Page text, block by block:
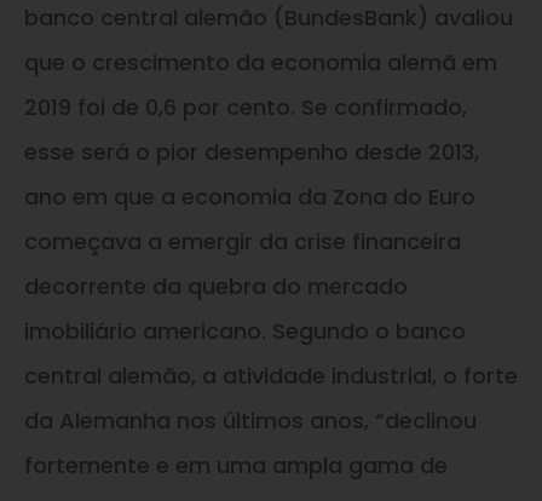
banco central alemão (BundesBank) avaliou
que o crescimento da economia alemã em
2019 foi de 0,6 por cento. Se confirmado,
esse será o pior desempenho desde 2013,
ano em que a economia da Zona do Euro
começava a emergir da crise financeira
decorrente da quebra do mercado
imobiliário americano. Segundo o banco
central alemão, a atividade industrial, o forte
da Alemanha nos últimos anos, “declinou
fortemente e em uma ampla gama de